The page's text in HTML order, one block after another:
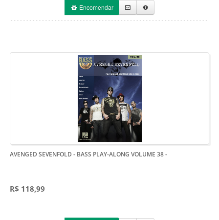
Encomendar
AVENGED SEVENFOLD - BASS PLAY-ALONG VOLUME 38-
R$ 118,99